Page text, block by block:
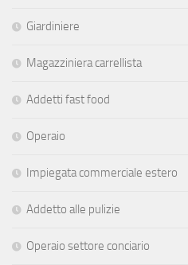
Giardiniere
Magazziniera carrellista
Addetti fast food
Operaio
Impiegata commerciale estero
Addetto alle pulizie
Operaio settore conciario